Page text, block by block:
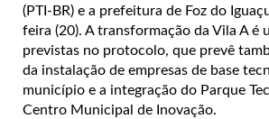
(PTI-BR) e a prefeitura de Foz do
feira (20). A transformação da Vila A é
previstas no protocolo, que prevê
da instalação de empresas de base
município e a integração do Parque
Centro Municipal de Inovação.